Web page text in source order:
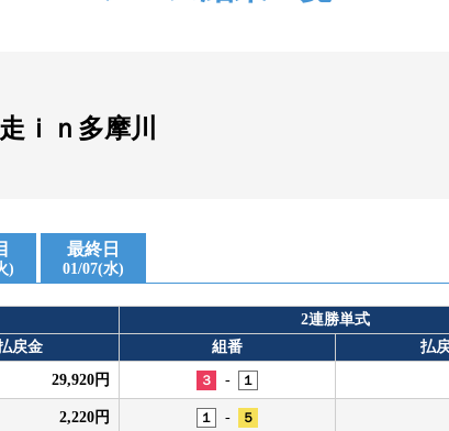
ｉｎ多摩川
)
最終日
01/07(水)
2連勝単式
戻金 組番
払
29,920円 ３ - １
2,220円 １ - ５